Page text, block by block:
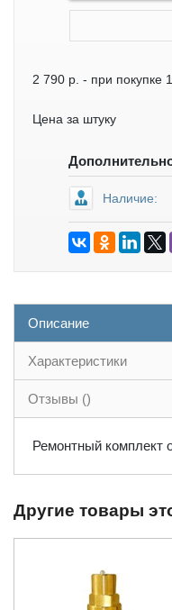
2 790 р. - при покупке
Цена за штуку
Наличие:
Описание
Характеристики
Отзывы ()
Ремонтный комплект
Другие товары